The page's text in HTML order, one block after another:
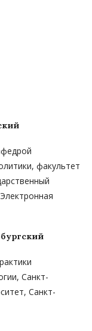
факультет
Санкт-
Санкт-